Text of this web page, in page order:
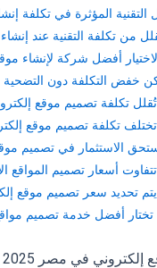
التقنية المؤثرة في تكلفة
من تكلفة التقنية عند
أفضل شركة لإنشاء
خفض التكلفة دون التضحية
تكلفة تصميم موقع إلكتروني في مصر 2025
تختلف تكلفة تصميم موقع
الاستثمار في تصميم
تتفاوت أسعار تصميم المواقع
تحديد سعر تصميم موقع
أفضل خدمة تصميم
في مصر 2025